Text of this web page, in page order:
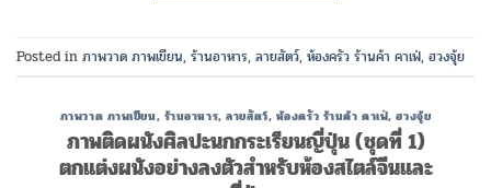
Posted in ภาพวาด ภาพเขียน, ร้านอาหาร, ลายสัตว์, ห้องครัว ร้านค้า คาเฟ่, ฮวงจุ้ย
ภาพวาด ภาพเขียน, ร้านอาหาร,ลายสัตว์, ห้องครัว ร้านค้า คาเฟ่,ฮวงจุ้ย
ภาพติดผนังศิลปะนกกระเรียนญี่ปุ่น (ชุดที่ 1)
ตกแต่งผนังอย่างลงตัวสำหรับห้องสไตล์จีนและ